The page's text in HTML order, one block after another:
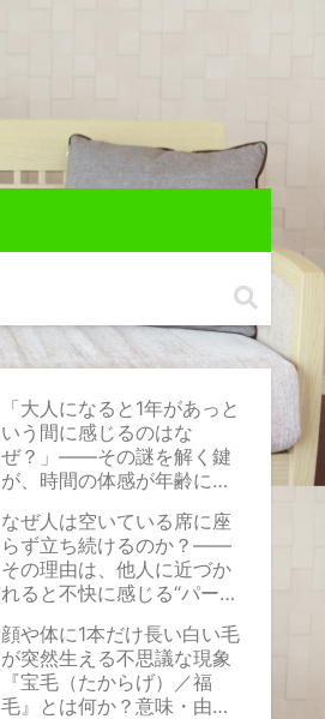
「大人になると1年があっと
いう間に感じるのはな
ぜ？」――その謎を解く鍵
が、時間の体感が年齢によ
ャネーの法則』です。
なぜ人は空いている席に座
らず立ち続けるのか？――
その理由は、他人に近づか
れると不快に感じる“パーソ
い心のバリアにあります。
顔や体に1本だけ長い白い毛
が突然生える不思議な現象
『宝毛（たからげ）／福
毛』とは何か？意味・由